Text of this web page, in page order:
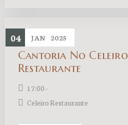
04 JAN 2025
Cantoria No Celeiro
Restaurante
17:00 -
Celeiro Restaurante